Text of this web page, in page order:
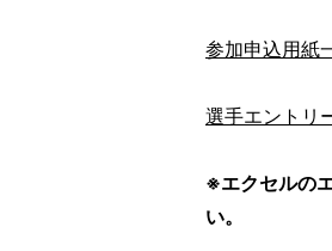
参加申込用紙
選手エントリ
※エクセルの
い。